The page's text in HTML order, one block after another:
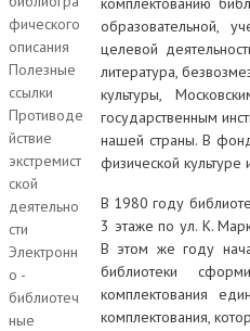
фического
описания
Полезные
ссылки
Противоде
йствие
экстремист
ской
деятельно
сти
Электронн
о -
библиотеч
ные
образовательной,
целевой
литература,
культуры,
государственным
нашей страны. В фонд
физической культуре
В 1980 году
3 этаже по ул. К.
В этом же году
библиотеки
комплектования
комплектования,